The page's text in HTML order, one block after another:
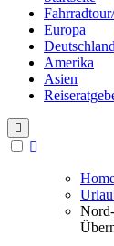
Europa
Deutschland
Amerika
Asien